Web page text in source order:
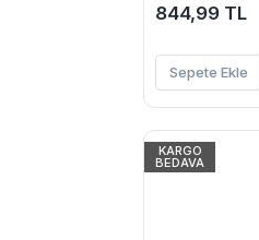
844,99 TL
Sepete Ekle
KARGO
BEDAVA